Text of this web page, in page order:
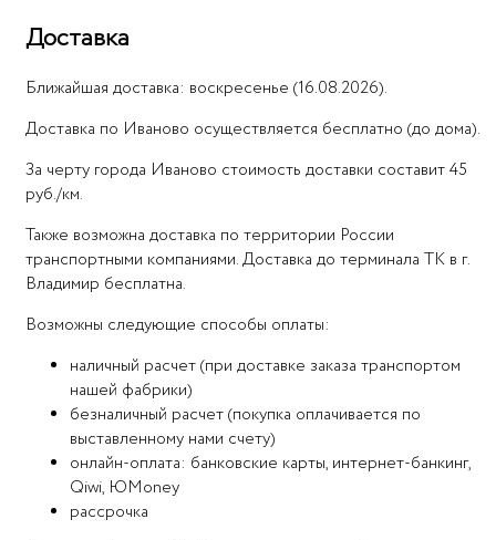
Доставка
Ближайшая доставка: воскресенье (16.08.2026).
Доставка по Иваново осуществляется бесплатно (до дома).
За черту города Иваново стоимость доставки составит 45
руб./км.
Также возможна доставка по территории России
транспортными компаниями. Доставка до терминала ТК в г.
Владимир бесплатна.
Возможны следующие способы оплаты:
наличный расчет (при доставке заказа транспортом
нашей фабрики)
безналичный расчет (покупка оплачивается по
выставленному нами счету)
онлайн-оплата: банковские карты, интернет-банкинг,
Qiwi, ЮMoney
рассрочка